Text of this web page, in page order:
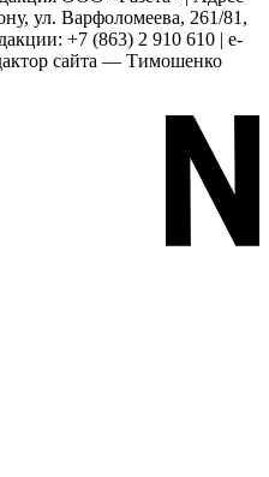
ул. Варфоломеева, 261/81,
+7 (863) 2 910 610 | e-
сайта — Тимошенко